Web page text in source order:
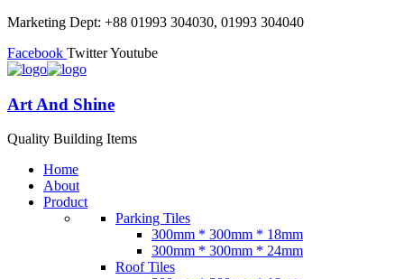
Marketing Dept: +88 01993 304030, 01993 304040
Facebook TwitterYoutube
Art And Shine
Quality Building Items
Home
About
Product
Parking Tiles
300mm * 300mm * 18mm
300mm * 300mm * 24mm
Roof Tiles